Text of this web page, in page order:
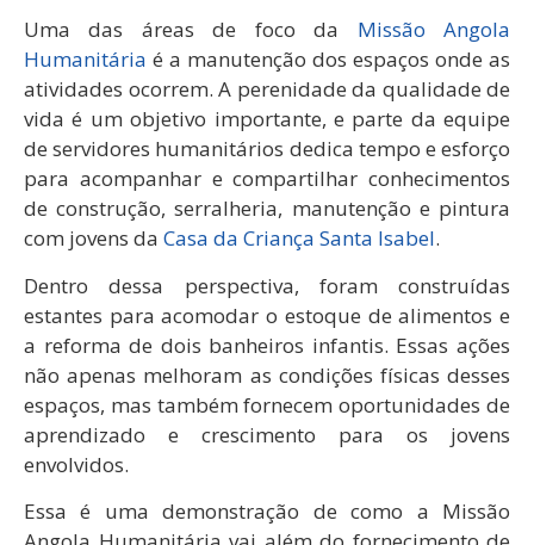
Uma das áreas de foco da Missão Angola
Humanitária é a manutenção dos espaços onde as
atividades ocorrem. A perenidade da qualidade de
vida é um objetivo importante, e parte da equipe
de servidores humanitários dedica tempo e esforço
para acompanhar e compartilhar conhecimentos
de construção, serralheria, manutenção e pintura
com jovens da Casa da Criança Santa Isabel.
Dentro dessa perspectiva, foram construídas
estantes para acomodar o estoque de alimentos e
a reforma de dois banheiros infantis. Essas ações
não apenas melhoram as condições físicas desses
espaços, mas também fornecem oportunidades de
aprendizado e crescimento para os jovens
envolvidos.
Essa é uma demonstração de como a Missão